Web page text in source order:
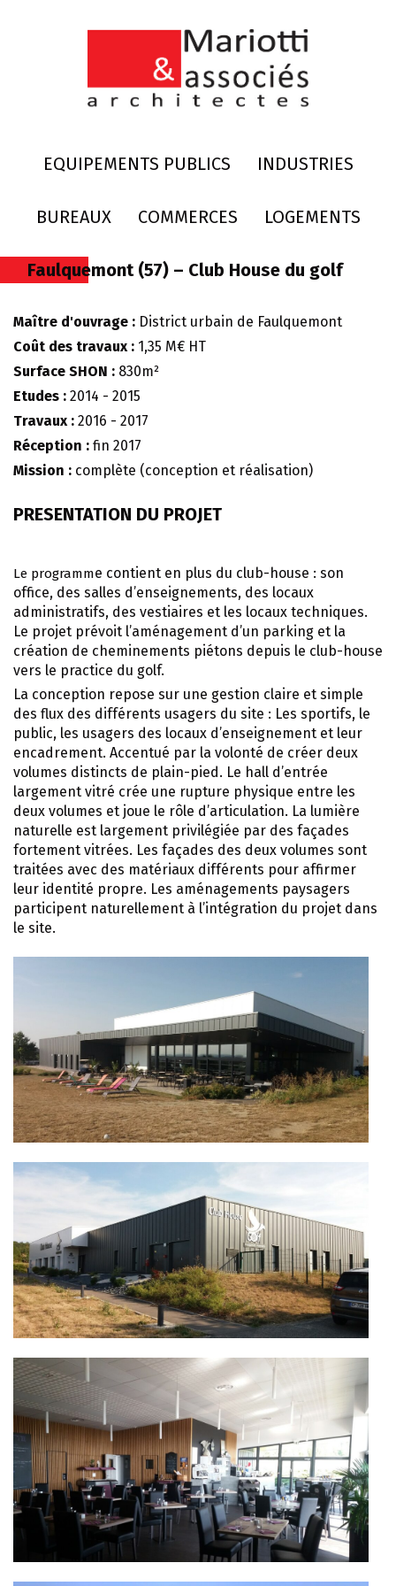
EQUIPEMENTS PUBLICS INDUSTRIES
BUREAUX COMMERCES LOGEMENTS
Faulquemont (57) – Club House du golf
Maître d'ouvrage : District urbain de Faulquemont
Coût des travaux : 1,35 M€ HT
Surface SHON : 830m²
Etudes : 2014 - 2015
Travaux : 2016 - 2017
Réception : fin 2017
Mission : complète (conception et réalisation)
PRESENTATION DU PROJET
Le programme contient en plus du club-house : son
office, des salles d’enseignements, des locaux
administratifs, des vestiaires et les locaux techniques.
Le projet prévoit l’aménagement d’un parking et la
création de cheminements piétons depuis le club-house
vers le practice du golf.
La conception repose sur une gestion claire et simple
des flux des différents usagers du site : Les sportifs, le
public, les usagers des locaux d’enseignement et leur
encadrement. Accentué par la volonté de créer deux
volumes distincts de plain-pied. Le hall d’entrée
largement vitré crée une rupture physique entre les
deux volumes et joue le rôle d’articulation. La lumière
naturelle est largement privilégiée par des façades
fortement vitrées. Les façades des deux volumes sont
traitées avec des matériaux différents pour affirmer
leur identité propre. Les aménagements paysagers
participent naturellement à l’intégration du projet dans
le site.